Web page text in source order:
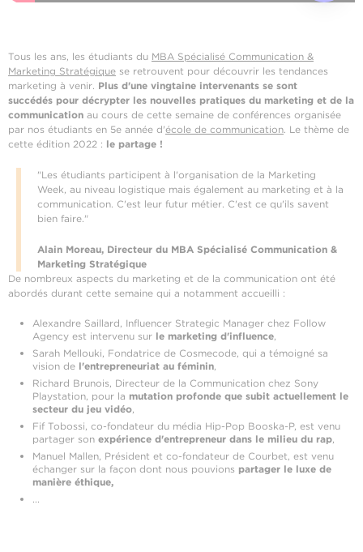
Tous les ans, les étudiants du MBA Spécialisé Communication &
Marketing Stratégique se retrouvent pour découvrir les tendances
marketing à venir. Plus d'une vingtaine intervenants se sont
succédés pour décrypter les nouvelles pratiques du marketing et de la
communication au cours de cette semaine de conférences organisée
par nos étudiants en 5e année d'école de communication. Le thème de
cette édition 2022 : le partage !
"Les étudiants participent à l'organisation de la Marketing
Week, au niveau logistique mais également au marketing et à la
communication. C'est leur futur métier. C'est ce qu'ils savent
bien faire."
Alain Moreau, Directeur du MBA Spécialisé Communication &
Marketing Stratégique
De nombreux aspects du marketing et de la communication ont été
abordés durant cette semaine qui a notamment accueilli :
Alexandre Saillard, Influencer Strategic Manager chez Follow
Agency est intervenu sur le marketing d'influence,
Sarah Mellouki, Fondatrice de Cosmecode, qui a témoigné sa
vision de l'entrepreneuriat au féminin,
Richard Brunois, Directeur de la Communication chez Sony
Playstation, pour la mutation profonde que subit actuellement le
secteur du jeu vidéo,
Fif Tobossi, co-fondateur du média Hip-Pop Booska-P, est venu
partager son expérience d'entrepreneur dans le milieu du rap,
Manuel Mallen, Président et co-fondateur de Courbet, est venu
échanger sur la façon dont nous pouvions partager le luxe de
manière éthique,
...